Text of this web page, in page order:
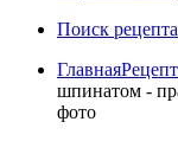
Поиск рецепта
Главная
шпинатом -
фото